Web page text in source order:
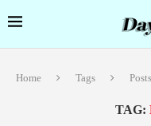
Home Tags
TAG: